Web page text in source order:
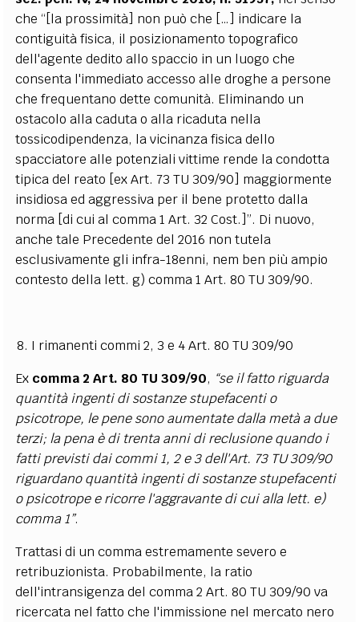
che “[la prossimità] non può che […] indicare la
contiguità fisica, il posizionamento topografico
dell'agente dedito allo spaccio in un luogo che
consenta l'immediato accesso alle droghe a persone
che frequentano dette comunità. Eliminando un
ostacolo alla caduta o alla ricaduta nella
tossicodipendenza, la vicinanza fisica dello
spacciatore alle potenziali vittime rende la condotta
tipica del reato [ex Art. 73 TU 309/90] maggiormente
insidiosa ed aggressiva per il bene protetto dalla
norma [di cui al comma 1 Art. 32 Cost.]”. Di nuovo,
anche tale Precedente del 2016 non tutela
esclusivamente gli infra-18enni, nem ben più ampio
contesto della lett. g) comma 1 Art. 80 TU 309/90.
I rimanenti commi 2, 3 e 4 Art. 80 TU 309/90
Ex comma 2 Art. 80 TU 309/90, “se il fatto riguarda
quantità ingenti di sostanze stupefacenti o
psicotrope, le pene sono aumentate dalla metà a due
terzi; la pena è di trenta anni di reclusione quando i
fatti previsti dai commi 1, 2 e 3 dell'Art. 73 TU 309/90
riguardano quantità ingenti di sostanze stupefacenti
o psicotrope e ricorre l'aggravante di cui alla lett. e)
comma 1”.
Trattasi di un comma estremamente severo e
retribuzionista. Probabilmente, la ratio
dell'intransigenza del comma 2 Art. 80 TU 309/90 va
ricercata nel fatto che l'immissione nel mercato nero